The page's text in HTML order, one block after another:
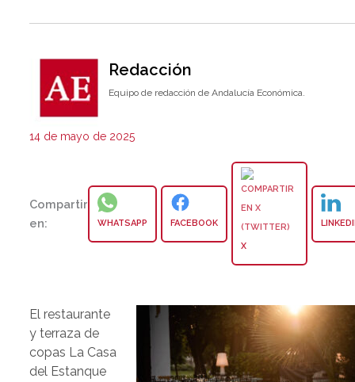
Redacción
Equipo de redacción de Andalucía Económica.
14 de mayo de 2025
Compartir
en:
WHATSAPP FACEBOOK
X
El restaurante
y terraza de
copas La Casa
del Estanque